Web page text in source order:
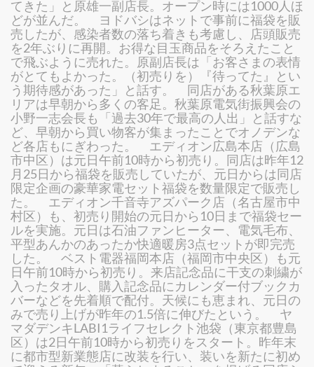
てきた」と原雄一副店長。オープン時には1000人ほ
どが並んだ。 ヨドバシはネットで事前に福袋を販
売したが、感染者数の落ち着きも考慮し、店頭販売
を2年ぶりに再開。お得な目玉商品をそろえたこと
で飛ぶように売れた。原副店長は「お客さまの表情
がとてもよかった。（初売りを）『待ってた』とい
う期待感があった」と話す。 同店がある秋葉原エ
リアは早朝から多くの客足。秋葉原電気街振興会の
小野一志会長も「過去30年で最高の人出」と話すな
ど、早朝から買い物客が集まったことでオノデンな
ど各店もにぎわった。 エディオン広島本店（広島
市中区）は元日午前10時から初売り。同店は昨年12
月25日から福袋を販売していたが、元日からは同店
限定企画の豪華家電セット福袋を数量限定で販売し
た。 エディオン千音寺アズパーク店（名古屋市中
村区）も、初売り開始の元日から10日まで福袋セー
ルを実施。元日は石油ファンヒーター、電気毛布、
平型あんかのあったか快適暖房3点セットが即完売
した。 ベスト電器福岡本店（福岡市中央区）も元
日午前10時から初売り。来店記念品に干支の刺繍が
入ったタオル、購入記念品にカレンダー付ブックカ
バーなどを先着順で配付。天候にも恵まれ、元日の
みで売り上げが昨年の1.5倍に伸びたという。 ヤ
マダデンキLABI1ライフセレクト池袋（東京都豊島
区）は2日午前10時から初売りをスタート。昨年末
に都市型新業態店に改装を行い、装いを新たに初め